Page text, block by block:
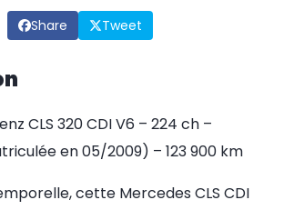
Share Tweet
CLS 320 CDI V6 – 224 ch –
en 05/2009) – 123 900 km
cette Mercedes CLS CDI